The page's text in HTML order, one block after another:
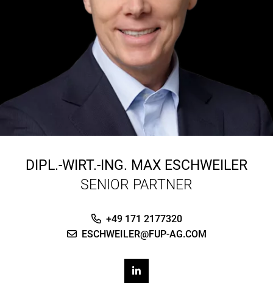
DIPL.-WIRT.-ING. MAX ESCHWEILER
SENIOR PARTNER
+49 171 2177320
ESCHWEILER@FUP-AG.COM